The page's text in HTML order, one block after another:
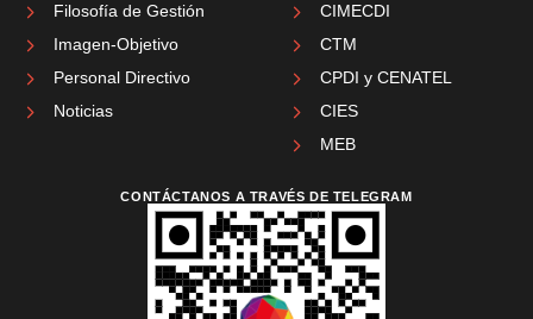
Filosofía de Gestión
Imagen-Objetivo
Personal Directivo
Noticias
CIMECDI
CTM
CPDI y CENATEL
CIES
MEB
CONTÁCTANOS A TRAVÉS DE TELEGRAM